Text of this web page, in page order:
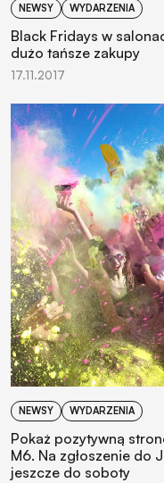
NEWSY WYDARZENIA
Black Fridays w
dużo tańsze zakupy
17.11.2017
NEWSY WYDARZENIA
Pokaż pozytywną
M6. Na zgłoszenie do
jeszcze do soboty